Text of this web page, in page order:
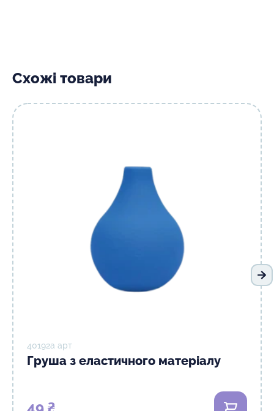
Схожі товари
40192а арт
Груша з еластичного матеріалу
49 ₴